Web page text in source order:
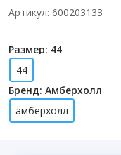
Артикул: 600203133
Размер: 44
44
Бренд: Амберхолл
амберхолл